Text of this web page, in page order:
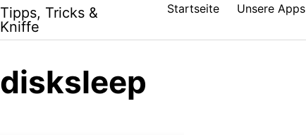
Tipps, Tricks &
Kniffe
Startseite Unsere Apps
disksleep